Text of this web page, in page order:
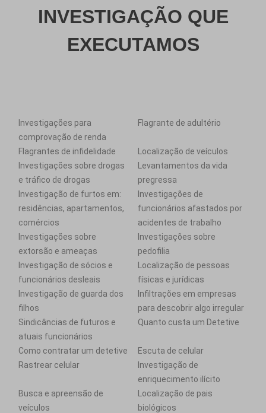
INVESTIGAÇÃO QUE
EXECUTAMOS
Investigações para
comprovação de renda
Flagrante de adultério
Flagrantes de infidelidade
Localização de veículos
Investigações sobre drogas
e tráfico de drogas
Levantamentos da vida
pregressa
Investigação de furtos em:
residências, apartamentos,
comércios
Investigações de
funcionários afastados por
acidentes de trabalho
Investigações sobre
extorsão e ameaças
Investigações sobre
pedofilia
Investigação de sócios e
funcionários desleais
Localização de pessoas
físicas e jurídicas
Investigação de guarda dos
filhos
Infiltrações em empresas
para descobrir algo irregular
Sindicâncias de futuros e
atuais funcionários
Quanto custa um Detetive
Como contratar um detetive
Escuta de celular
Rastrear celular
Investigação de
enriquecimento ilícito
Busca e apreensão de
veículos
Localização de pais
biológicos